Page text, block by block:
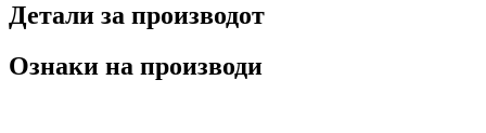
Детали за производот
Ознаки на производи